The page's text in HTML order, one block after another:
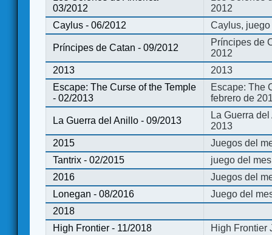
03/2012
2012
Caylus - 06/2012
Caylus,
Príncipes de Catan - 09/2012
Príncipes de
2012
2013
2013
Escape: The Curse of the Temple
- 02/2013
Escape: The
febrero de
La Guerra del Anillo - 09/2013
La Guerra
2013
2015
Juegos del
Tantrix - 02/2015
juego del
2016
Juegos del
Lonegan - 08/2016
Juego del
2018
High Frontier - 11/2018
High Frontier